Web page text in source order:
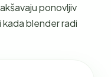
ponovljiv
kada blender radi